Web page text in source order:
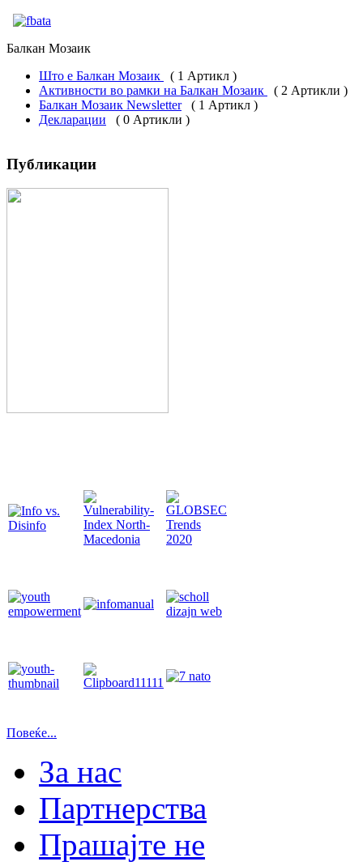
Балкан Мозаик
Што е Балкан Мозаик
( 1 Артикл )
Aктивности во рамки на Балкан Мозаик
( 2 Артикли )
Балкан Мозаик Newsletter
( 1 Артикл )
Декларации
( 0 Артикли )
Публикации
Повеќе...
За нас
Партнерства
Прашајте не